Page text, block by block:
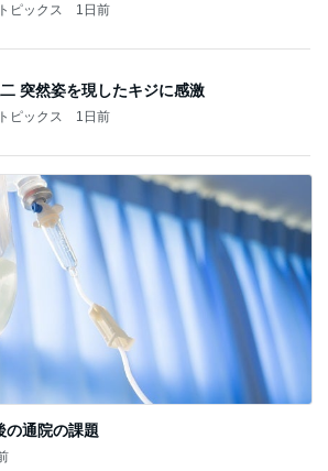
ピックス 1日前
突然姿を現したキジに感激
ピックス 1日前
の通院の課題